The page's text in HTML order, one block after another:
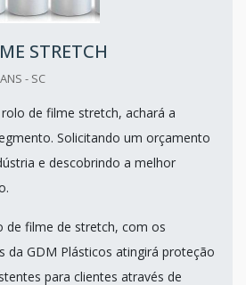
STRETCH
- SC
de filme stretch, achará a
Solicitando um orçamento
e descobrindo a melhor
de filme de stretch, com os
da GDM Plásticos atingirá proteção
para clientes através de